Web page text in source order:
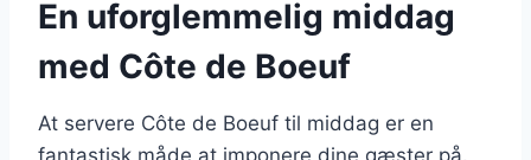
En uforglemmelig middag
med Côte de Boeuf
At servere Côte de Boeuf til middag er en
fantastisk måde at imponere dine gæster på.